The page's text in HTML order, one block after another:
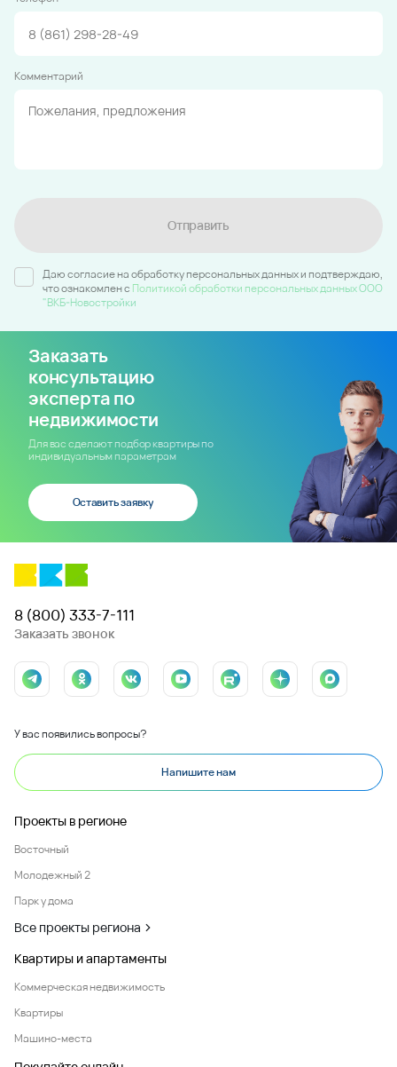
Комментарий
Отправить
Даю согласие на обработку персональных данных и подтверждаю,
что ознакомлен c Политикой обработки персональных данных ООО
"ВКБ-Новостройки
Заказать
консультацию
эксперта по
недвижимости
Для вас сделают подбор квартиры по
индивидуальным параметрам
Оставить заявку
8 (800) 333-7-111
Заказать звонок
У вас появились вопросы?
Напишите нам
Проекты в регионе
Восточный
Молодежный 2
Парк у дома
Все проекты региона
Квартиры и апартаменты
Коммерческая недвижимость
Квартиры
Машино-места